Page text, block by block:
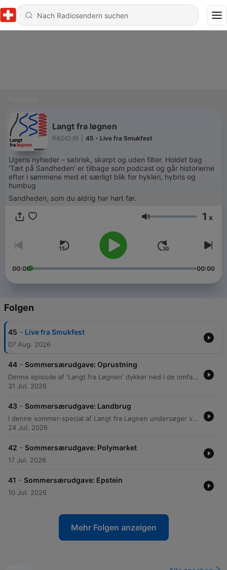
Langt fra løgnen
RADIO IIII 45 - Live fra Smukfest
Ugens nyheder – satirisk, skarpt og uden filter. Holdet bag
‘Tæt på Sandheden’ er tilbage som podcast og går historierne
efter i sømmene med et særligt blik for hykleri, hybris og
humbug
Sandheden, som du aldrig har hørt før.
Lautstärke 1 x
00:00 00:00
Folgen
45 - Live fra Smukfest
07 Aug. 2026
44 - Sommersærudgave: Oprustning
Denne episode af 'Langt fra Løgnen' dykker ned i de omfattende udfordringer, det danske forsvar står overfor. Gennem en gennemgang af historiske besparelser og tekniske svigt belyses problemer med forældet materiel, herunder kritiske mangler på fregatten Ivar Huitfeldt og fejlbehæftet udrustning til arktisk brug. Samtalen dækker desuden de dårlige arbejdsforhold på kasernerne, præget af skimmelsvamp og utilstrækkelige faciliteter, samt de økonomiske og strukturelle udfordringer ved værnepligten. Der fokuseres på alt fra mangel på ammunition til de lave lønforhold, der får soldater til at forlade tjenesten.
31 Jul. 2026
43 - Sommersærudgave: Landbrug
I denne sommer-special af Langt fra Løgnen undersøger værterne dansk landbrug med et særligt fokus på svineproduktion, dyrevelfærd og miljømæssige udfordringer. Episoden gennemgår statistikker over dansk svineproduktion og debatterer de kontroversielle anklager om propaganda i dokumentarer om dyrevelfærd. Der kastes lys over sager om ulovlig halekupering, dårlige arbejdsforhold for udenlandske praktikanter samt miljøkriminalitet relateret til gylleudledning og nitrat i grundvandet. Afslutningsvis diskuteres de politiske spændinger efter nedlæggelsen af Landbrugsministeriet samt fremtidens landbrug og behovet for at acceptere højere fødevarepriser.
24 Jul. 2026
42 - Sommersærudgave: Polymarket
17 Jul. 2026
41 - Sommersærudgave: Epstein
10 Jul. 2026
Mehr Folgen anzeigen